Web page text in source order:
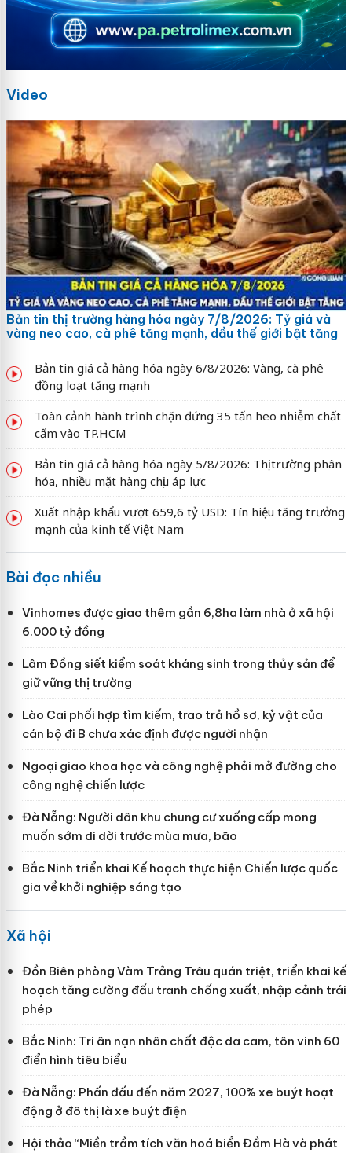
Video
Bản tin thị trường hàng hóa ngày 7/8/2026: Tỷ giá và
vàng neo cao, cà phê tăng mạnh, dầu thế giới bật tăng
Bản tin giá cả hàng hóa ngày 6/8/2026: Vàng, cà phê
đồng loạt tăng mạnh
Toàn cảnh hành trình chặn đứng 35 tấn heo nhiễm chất
cấm vào TP.HCM
Bản tin giá cả hàng hóa ngày 5/8/2026: Thị trường phân
hóa, nhiều mặt hàng chịu áp lực
Xuất nhập khẩu vượt 659,6 tỷ USD: Tín hiệu tăng trưởng
mạnh của kinh tế Việt Nam
Bài đọc nhiều
Vinhomes được giao thêm gần 6,8ha làm nhà ở xã hội
6.000 tỷ đồng
Lâm Đồng siết kiểm soát kháng sinh trong thủy sản để
giữ vững thị trường
Lào Cai phối hợp tìm kiếm, trao trả hồ sơ, kỷ vật của
cán bộ đi B chưa xác định được người nhận
Ngoại giao khoa học và công nghệ phải mở đường cho
công nghệ chiến lược
Đà Nẵng: Người dân khu chung cư xuống cấp mong
muốn sớm di dời trước mùa mưa, bão
Bắc Ninh triển khai Kế hoạch thực hiện Chiến lược quốc
gia về khởi nghiệp sáng tạo
Xã hội
Đồn Biên phòng Vàm Trảng Trâu quán triệt, triển khai kế
hoạch tăng cường đấu tranh chống xuất, nhập cảnh trái
phép
Bắc Ninh: Tri ân nạn nhân chất độc da cam, tôn vinh 60
điển hình tiêu biểu
Đà Nẵng: Phấn đấu đến năm 2027, 100% xe buýt hoạt
động ở đô thị là xe buýt điện
Hội thảo “Miền trầm tích văn hoá biển Đầm Hà và phát